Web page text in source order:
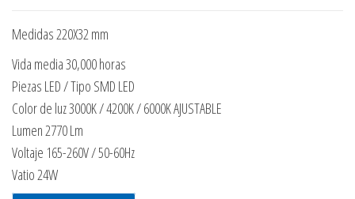
Medidas 220X32 mm
Vida media 30,000 horas
Piezas LED / Tipo SMD LED
Color de luz 3000K / 4200K / 6000K AJUSTABLE
Lumen 2770 Lm
Voltaje 165-260V / 50-60Hz
Vatio 24W